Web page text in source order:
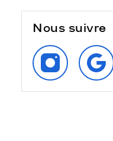
Nous suivre
SUIVEZ‑NOUS
SUR
INSTAGRAM
SUR